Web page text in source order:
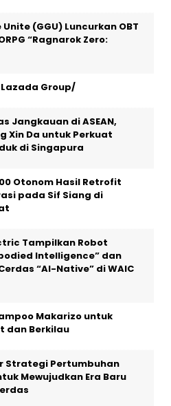
(GGU) Luncurkan OBT
“Ragnarok Zero:
Lazada Group/
Jangkauan di ASEAN,
Xin Da untuk Perkuat
di Singapura
Otonom Hasil Retrofit
pada Sif Siang di
Tampilkan Robot
Intelligence” dan
“AI-Native” di WAIC
Makarizo untuk
dan Berkilau
Strategi Pertumbuhan
Mewujudkan Era Baru